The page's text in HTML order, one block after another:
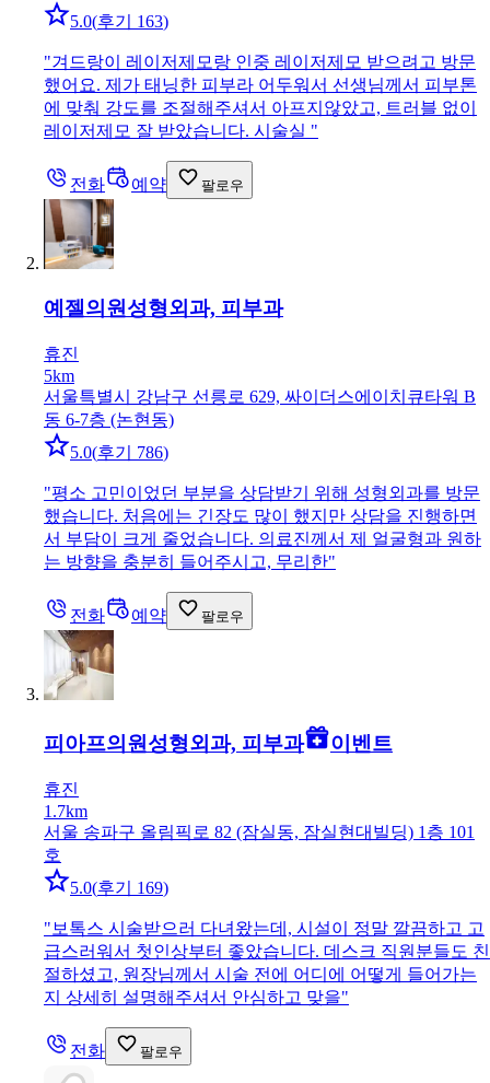
5.0(후기 163)
"겨드랑이 레이저제모랑 인중 레이저제모 받으려고 방문
했어요. 제가 태닝한 피부라 어두워서 선생님께서 피부톤
에 맞춰 강도를 조절해주셔서 아프지않았고, 트러블 없이
레이저제모 잘 받았습니다. 시술실 "
전화 예약 팔로우
예젤의원 성형외과, 피부과
휴진
5km
서울특별시 강남구 선릉로 629, 싸이더스에이치큐타워 B
동 6-7층 (논현동)
5.0(후기 786)
"평소 고민이었던 부분을 상담받기 위해 성형외과를 방문
했습니다. 처음에는 긴장도 많이 했지만 상담을 진행하면
서 부담이 크게 줄었습니다. 의료진께서 제 얼굴형과 원하
는 방향을 충분히 들어주시고, 무리한"
전화 예약 팔로우
피아프의원성형외과, 피부과 이벤트
휴진
1.7km
서울 송파구 올림픽로 82 (잠실동, 잠실현대빌딩) 1층 101
호
5.0(후기 169)
" 보톡스 시술받으러 다녀왔는데, 시설이 정말 깔끔하고 고
급스러워서 첫인상부터 좋았습니다. 데스크 직원분들도 친
절하셨고, 원장님께서 시술 전에 어디에 어떻게 들어가는
지 상세히 설명해주셔서 안심하고 맞을"
전화 팔로우